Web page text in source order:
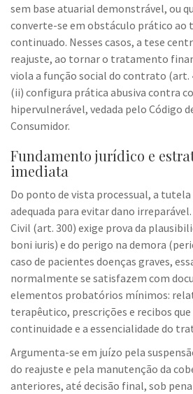
sem base atuarial demonstrável, ou
converte-se em obstáculo prático
continuado. Nesses casos, a tese
reajuste, ao tornar o tratamento
viola a função social do contrato (art.
(ii) configura prática abusiva contra
hipervulnerável, vedada pelo Código
Consumidor.
Fundamento jurídico e
imediata
Do ponto de vista processual, a tutela
adequada para evitar dano
Civil (art. 300) exige prova da
boni iuris) e do perigo na demora
caso de pacientes doenças graves,
normalmente se satisfazem com
elementos probatórios mínimos:
terapêutico, prescrições e recibos
continuidade e a essencialidade do
Argumenta-se em juízo pela
do reajuste e pela manutenção da
anteriores, até decisão final, sob